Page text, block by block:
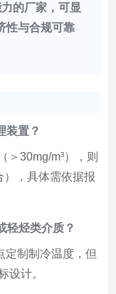
的厂家，可显
性与合规可靠
装置？
＞30mg/m³），则
），具体需依据报
轻烃类介质？
定制制冷温度，但
设计。